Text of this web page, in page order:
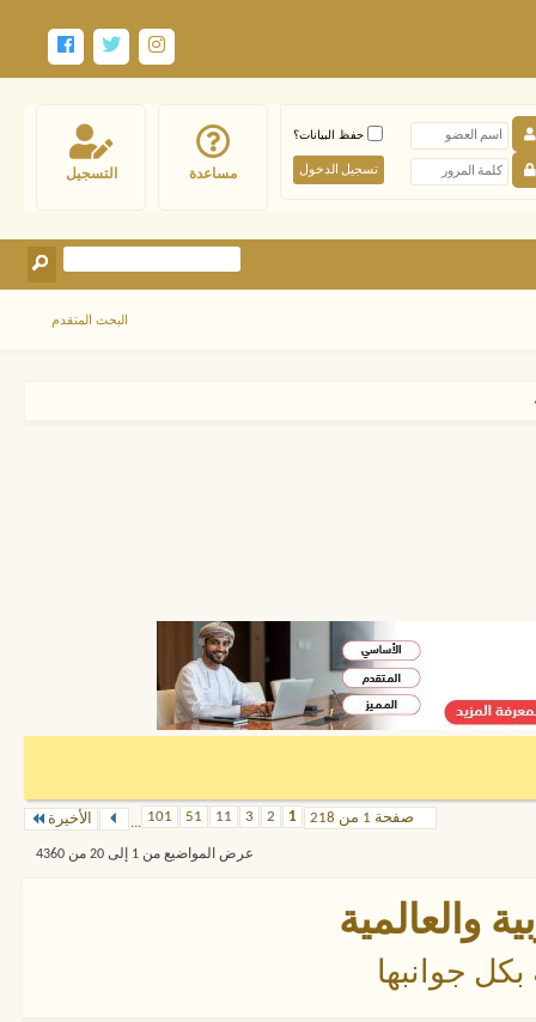
التسجيل مساعدة
حفظ البيانات؟
البحث المتقدم
صفحة 1 من 218 1
2
3
11
51
101
... الأخيرة
عرض المواضيع من 1 إلى 20 من 4360
والعالمية
جوانبها